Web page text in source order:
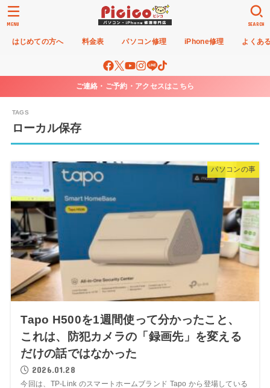
はじめての方へ 料金表 パソコン修理 iPhone修理 よくあ
SEARCH
MENU
ご連絡・ご予約・アクセスはこちら
ローカル保存
パソコンの事
Tapo H500を1週間使って分かったこと、
これは、防犯カメラの「録画先」を変える
だけの話ではなかった
2026.01.28
今回は、TP-Link のスマートホームブランド Tapo から登場している